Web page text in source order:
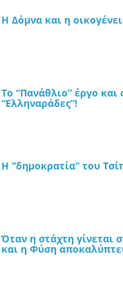
Η Δόμνα και η
Το “Πανάθλιο” έργο και
“Ελληναράδες”!
Η “δημοκρατία” του
Όταν η στάχτη γίνεται
και η Φύση